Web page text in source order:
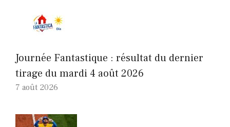
Journée Fantastique : résultat du dernier
tirage du mardi 4 août 2026
7 août 2026